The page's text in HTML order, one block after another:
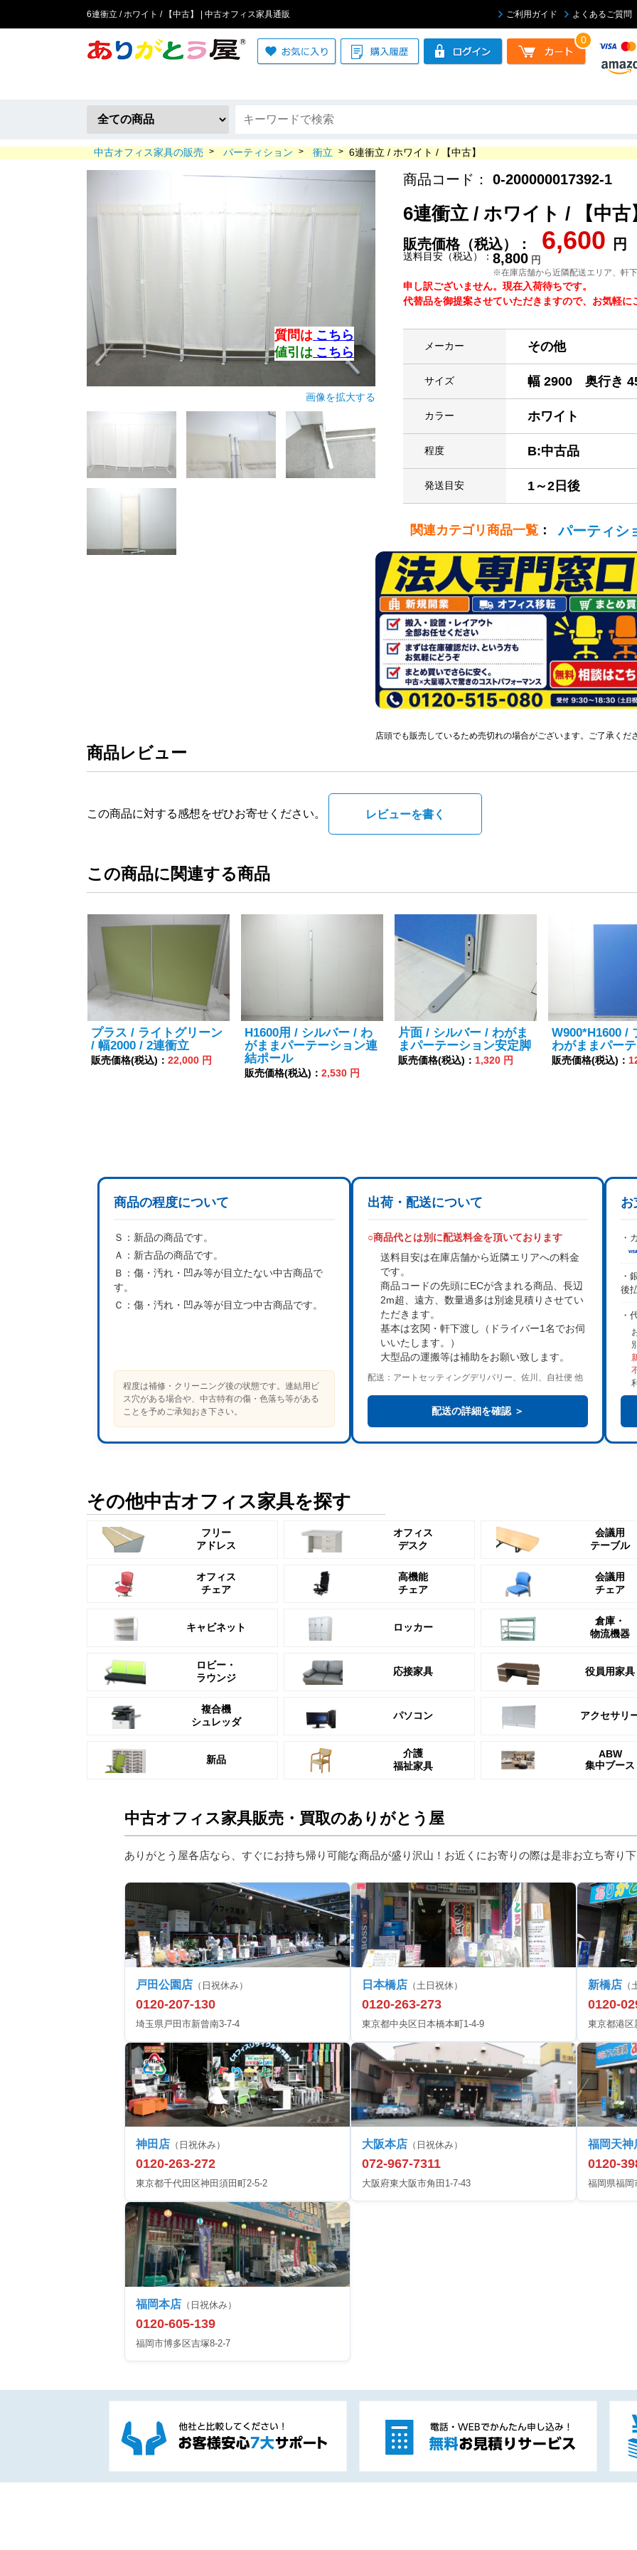
6連衝立 / ホワイト / 【中古】 | 中古オフィス家具通販 ご利用ガイド よくあるご質問
0
中古オフィス家具の販売 > パーティション > 衝立 > 6連衝立 / ホワイト / 【中古】
質問は こちら
値引は こちら
画像を拡大する
商品コード： 0-200000017392-1
6連衝立 / ホワイト / 【中古
販売価格（税込）： 6,600 円
送料目安（税込）： 8,800 円
※在庫店舗から近隣配送エリア、軒
申し訳ございません。現在入荷待ちです。
代替品を御提案させていただきますので、お気軽
メーカー その他
サイズ 幅 2900 奥行き
カラー ホワイト
程度 B:中古品
発送目安 1～2日後
関連カテゴリ商品一覧 ： パーティシ
店頭でも販売しているため売切れの場合がございます。ご了承くだ
商品レビュー
この商品に対する感想をぜひお寄せください。 レビューを書く
この商品に関連する商品
プラス / ライトグリーン
/ 幅2000 / 2連衝立
販売価格(税込)： 22,000 円
H1600用 / シルバー / わ
がままパーテーション連
結ポール
販売価格(税込)： 2,530 円
片面 / シルバー / わがま
まパーテーション安定脚
販売価格(税込)： 1,320 円
W900*H1600 /
わがままパー
販売価格(税込)：
商品の程度について
Ｓ： 新品の商品です。
Ａ： 新古品の商品です。
Ｂ： 傷・汚れ・凹み等が目立たない中古商品で
す。
Ｃ： 傷・汚れ・凹み等が目立つ中古商品です。
程度は補修・クリーニング後の状態です。連結用ビ
ス穴がある場合や、中古特有の傷・色落ち等がある
ことを予めご承知おき下さい。
出荷・配送について
○商品代とは別に配送料金を頂いております
送料目安は在庫店舗から近隣エリアへの料金
です。
商品コードの先頭にECが含まれる商品、長辺
2m超、遠方、数量過多は別途見積り させてい
ただきます。
基本は玄関・軒下渡し
（ドライバー1名でお伺
いいたします。）
大型品の運搬等は補助をお願い致します。
配送：アートセッティングデリバリー、佐川、自社便 他
配送の詳細を確認 ＞
お
・
・
後
・
その他中古オフィス家具を探す
フリー
アドレス
オフィス
デスク
会議用
テーブル
オフィス
チェア
高機能
チェア
会議用
チェア
キャビネット ロッカー
倉庫・
物流機器
ロビー・
ラウンジ
応接家具 役員用家具
複合機
シュレッダ
パソコン アクセサリ
新品
介護
福祉家具
ABW
集中ブース
中古オフィス家具販売・買取のありがとう屋
ありがとう屋各店なら、すぐにお持ち帰り可能な商品が盛り沢山！お近くにお寄りの際は是非お立ち寄り
戸田公園店 （日祝休み）
0120-207-130
埼玉県戸田市新曾南3-7-4
日本橋店 （土日祝休）
0120-263-273
東京都中央区日本橋本町1-4-9
新橋店
0120-
東京都港区
神田店 （日祝休み）
0120-263-272
東京都千代田区神田須田町2-5-2
大阪本店 （日祝休み）
072-967-7311
大阪府東大阪市角田1-7-43
福岡天神
0120-
福岡県福岡
福岡本店 （日祝休み）
0120-605-139
福岡市博多区吉塚8-2-7